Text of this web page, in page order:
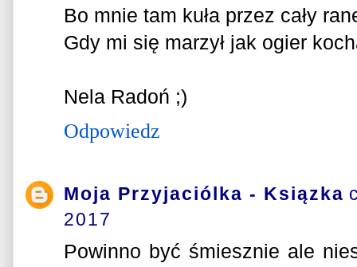
Bo mnie tam kuła przez cały
Gdy mi się marzył jak ogier
Nela Radoń ;)
Odpowiedz
Moja Przyjaciólka - Ksiązka
2017
Powinno być śmiesznie ale